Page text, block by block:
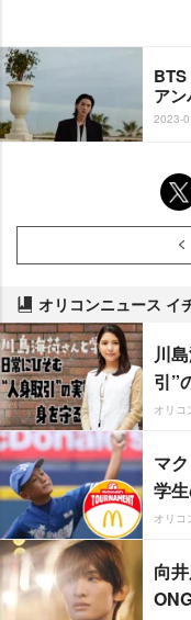
ア
2023-
オリコンニュース イ
川
引”
オリコ
マ
学
オリコ
向